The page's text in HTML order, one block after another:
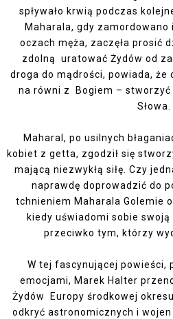
spływało krwią podczas
Maharala, gdy
oczach męża, zaczęła prosić
zdolną uratować Żydów od
droga do mądrości, powiada, że
na równi z Bogiem – stworzyć
Słowa.
Maharal, po usilnych
kobiet z getta, zgodził się
mającą niezwykłą siłę. Czy
naprawdę doprowadzić do
tchnieniem Maharala Golemie
kiedy uświadomi sobie
przeciwko tym, którzy
W tej fascynującej powieści,
emocjami, Marek Halter
Żydów Europy środkowej
odkryć astronomicznych i